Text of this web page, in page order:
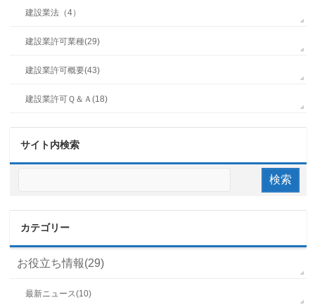
建設業法（4）
建設業許可業種(29)
建設業許可概要(43)
建設業許可Ｑ＆Ａ(18)
サイト内検索
カテゴリー
お役立ち情報(29)
最新ニュース(10)